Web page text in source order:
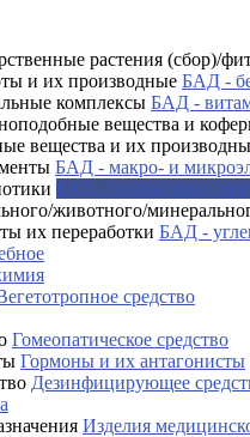
БАД -
БАД -
БАД - макро- и
БАД - пробиотики,
БАД -
средство
Гомеопатическое средство
Гормоны и их антагонисты
Дезинфицирующее
Изделия